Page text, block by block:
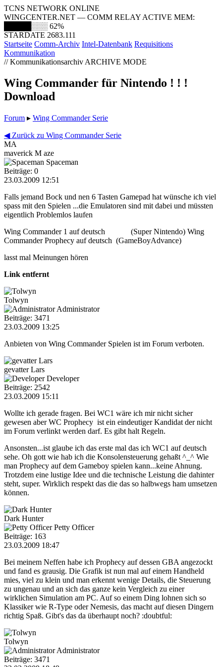
TCNS NETWORK ONLINE
WINGCENTER.NET — COMM RELAY ACTIVE MEM:
█████░░░ 62%
STARDATE 2683.111
Startseite Comm-Archiv Intel-Datenbank Requisitions
Kommunikation
// Kommunikationsarchiv ARCHIVE MODE
Wing Commander für Nintendo ! ! !
Download
Forum ▸ Wing Commander Serie
◀ Zurück zu Wing Commander Serie
MA
maverick M aze
Spaceman
Beiträge: 0
23.03.2009 12:51
Falls jemand Bock und nen 6 Tasten Gamepad hat wünsche ich viel
spass mit den Spielen ...die Emulatoren sind mit dabei und müssten
eigentlich Problemlos laufen
Wing Commander 1 auf deutsch (Super Nintendo) Wing
Commander Prophecy auf deutsch (GameBoyAdvance)
lasst mal Meinungen hören
Link entfernt
Tolwyn
Administrator
Beiträge: 3471
23.03.2009 13:25
Anbieten von Wing Commander Spielen ist im Forum verboten.
gevatter Lars
Developer
Beiträge: 2542
23.03.2009 15:11
Wollte ich gerade fragen. Bei WC1 wäre ich mir nicht sicher
gewesen aber WC Prophecy ist ein eindeutiger Kandidat der nicht
im Forum verlinkt werden darf. Es gibt halt Regeln.
Ansonsten...ist glaube ich das erste mal das ich WC1 auf deutsch
sehe. Oh gott wie hab ich die Konsolensteuerung gehaßt ^_^ Wie
man Prophecy auf dem Gameboy spielen kann...keine Ahnung.
Trotzdem eine lustige Idee und die technische Leistung die dahinter
steht, super. Wirklich respekt das die das so halbwegs ham umsetzen
können.
Dark Hunter
Petty Officer
Beiträge: 163
23.03.2009 18:47
Bei meinem Neffen habe ich Prophecy auf dessen GBA angezockt
und fand es grausig. Die Grafik ist nun mal auf einem Handheld
mies, viel zu klein und man erkennt wenige Details, die Steuerung
zu ungenau und an sich das ganze kein Vergleich zu einer
wirklichen Simulation am PC. Auf so einem Ding lohnen sich so
Klassiker wie R-Type oder Nemesis, das macht auf diesen Dingern
richtig Spaß. Gibt's das da überhaupt noch? :doubtful:
Tolwyn
Administrator
Beiträge: 3471